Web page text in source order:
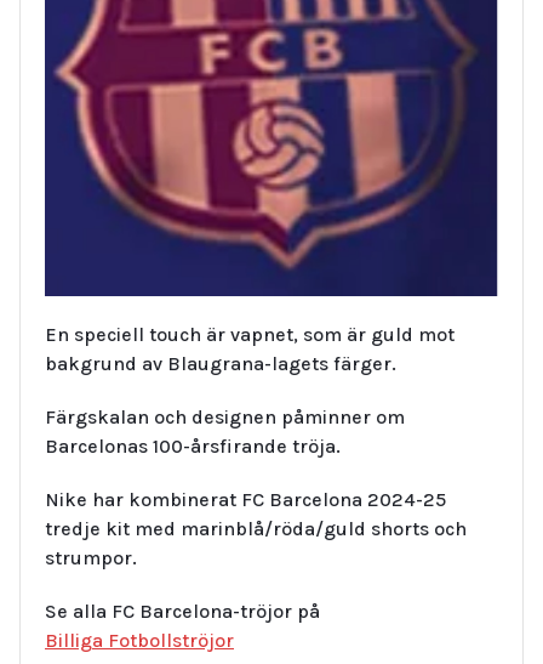
En speciell touch är vapnet, som är guld mot
bakgrund av Blaugrana-lagets färger.
Färgskalan och designen påminner om
Barcelonas 100-årsfirande tröja.
Nike har kombinerat FC Barcelona 2024-25
tredje kit med marinblå/röda/guld shorts och
strumpor.
Se alla FC Barcelona-tröjor på
Billiga Fotbollströjor